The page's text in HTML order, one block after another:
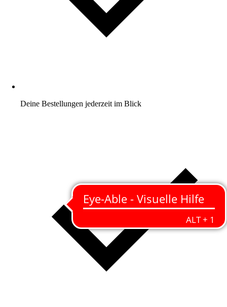
Deine Bestellungen jederzeit im Blick